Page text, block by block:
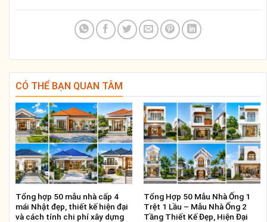
CÓ THỂ BẠN QUAN TÂM
Tổng hợp 50 mẫu nhà cấp 4
mái Nhật đẹp, thiết kế hiện đại
và cách tính chi phí xây dựng
Tổng Hợp 50 Mẫu Nhà Ống 1
Trệt 1 Lầu – Mẫu Nhà Ống 2
Tầng Thiết Kế Đẹp, Hiện Đại